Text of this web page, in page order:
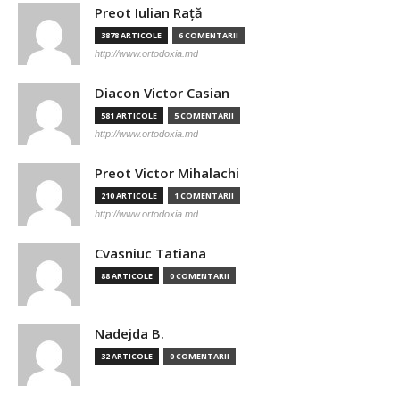
Preot Iulian Raţă
3878 ARTICOLE 6 COMENTARII
http://www.ortodoxia.md
Diacon Victor Casian
581 ARTICOLE 5 COMENTARII
http://www.ortodoxia.md
Preot Victor Mihalachi
210 ARTICOLE 1 COMENTARII
http://www.ortodoxia.md
Cvasniuc Tatiana
88 ARTICOLE 0 COMENTARII
Nadejda B.
32 ARTICOLE 0 COMENTARII